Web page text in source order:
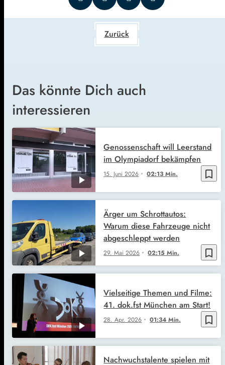
Zurück
Das könnte Dich auch
interessieren
bookmark_border
15. Juni 2026 02:13 Min.
Genossenschaft will Leerstand
im Olympiadorf bekämpfen
bookmark_border
29. Mai 2026 02:15 Min.
Ärger um Schrottautos:
Warum diese Fahrzeuge nicht
abgeschleppt werden
bookmark_border
28. Apr. 2026 01:34 Min.
Vielseitige Themen und Filme:
41. dok.fst München am Start!
Nachwuchstalente spielen mit